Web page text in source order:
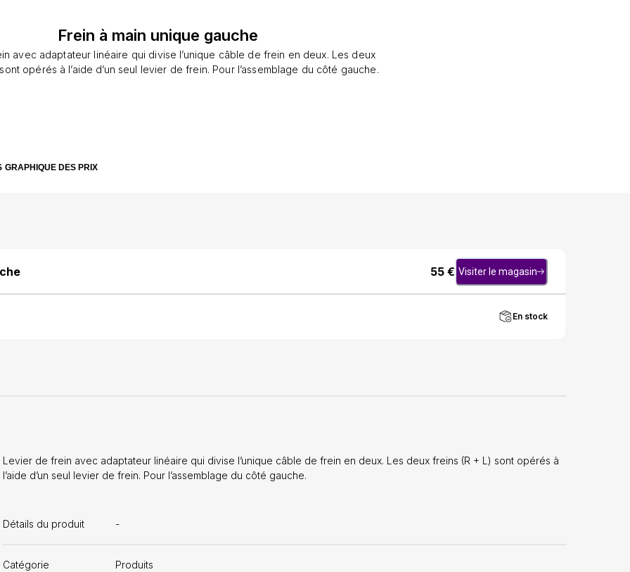
Frein à main unique gauche
avec adaptateur linéaire qui divise l’unique câble de frein en deux. Les deux
opérés à l’aide d’un seul levier de frein. Pour l’assemblage du côté gauche.
GRAPHIQUE DES PRIX
55 € Visiter le magasin
En stock
Levier de frein avec adaptateur linéaire qui divise l’unique câble de frein en deux. Les deux freins (R + L) sont opérés à
l’aide d’un seul levier de frein. Pour l’assemblage du côté gauche.
Détails du produit -
Catégorie Produits